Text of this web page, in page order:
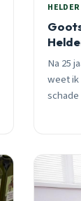
HELDER
Na 25
weet